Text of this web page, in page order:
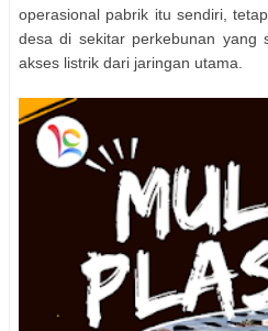
operasional pabrik itu sendiri,
desa di sekitar perkebunan yang
akses listrik dari jaringan utama.